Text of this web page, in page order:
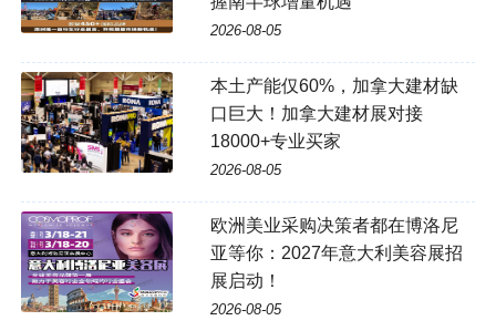
2026-08-05
本土产能仅60%，加拿大建材缺
口巨大！加拿大建材展对接
18000+专业买家
2026-08-05
欧洲美业采购决策者都在博洛尼
亚等你：2027年意大利美容展招
展启动！
2026-08-05